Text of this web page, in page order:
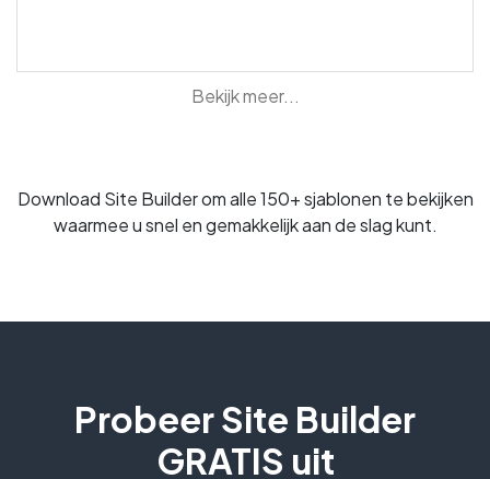
Bekijk meer...
Download Site Builder om alle 150+ sjablonen te bekijken
waarmee u snel en gemakkelijk aan de slag kunt.
Probeer Site Builder
GRATIS uit